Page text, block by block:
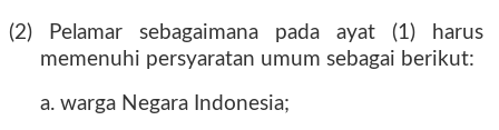
(2) Pelamar sebagaimana pada ayat (1) harus
memenuhi persyaratan umum sebagai berikut:
a. warga Negara Indonesia;